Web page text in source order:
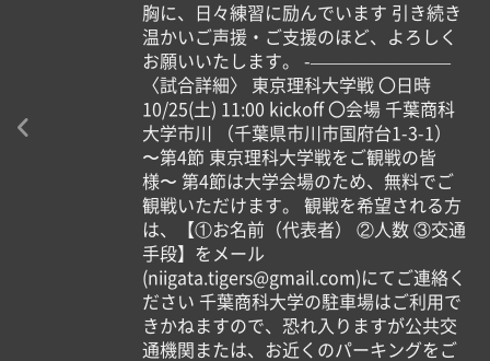
胸に、日々練習に励んでいます 引き続き
温かいご声援・ご支援のほど、よろしく
お願いいたします。 -————————
〈試合詳細〉 東京理科大学戦 〇日時
10/25(土) 11:00 kickoff 〇会場 千葉商科
大学市川 （千葉県市川市国府台1-3-1）
〜第4節 東京理科大学戦をご観戦の皆
様〜 第4節は大学会場のため、無料でご
観戦いただけます。 観戦を希望される方
は、【①お名前（代表者） ②人数 ③交通
手段】をメール
(niigata.tigers@gmail.com)にてご連絡く
ださい 千葉商科大学の駐車場はご利用で
きかねますので、恐れ入りますが公共交
通機関または、お近くのパーキングをご